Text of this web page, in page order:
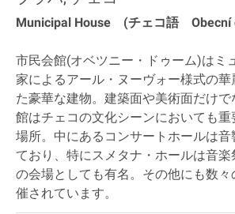
Municipal House (チェコ語 Obecní
市民会館(オベツニー・ドゥーム)はミ
家によるアール・ヌーヴォー様式の
た豪華な建物。建築面や美術面だけ
館はチェコの文化シーンにおいても重
場所。中にあるコンサートホールは
ており、特にスメタナ・ホールは音楽
の会場としても有名。その他にも数
催されています。